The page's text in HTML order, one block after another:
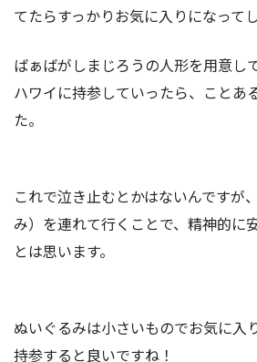
てたらすっかりお気に入りになってし
ばぁばがしまじろうの人形を用意し
ハワイに持参していったら、ことあ
た。
これで泣き止むとかはないんですが
み）を連れて行くことで、精神的に
とは思います。
ぬいぐるみは小さいものでお気に入
持参すると良いですね！